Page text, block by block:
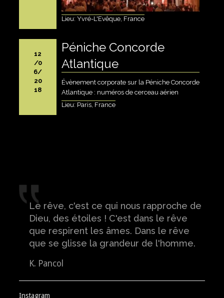
Lieu: Yvré-L'Evêque, France
12
/0
6/
20
18
Péniche Concorde
Atlantique
Évènement corporate sur la Péniche Concorde
Atlantique : numéros de cerceau aérien
Lieu: Paris, France
Le rêve, c'est ce qui nous rapproche de
Dieu, des étoiles ! C'est dans le rêve
que respirent les âmes. Dans le rêve
que se glisse la grandeur de l'homme.
K. Pancol
Instagram